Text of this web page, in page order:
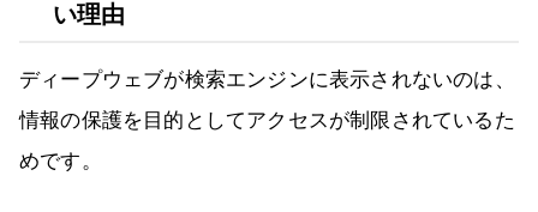
い理由
ディープウェブが検索エンジンに表示されないのは、
情報の保護を目的としてアクセスが制限されているた
めです。